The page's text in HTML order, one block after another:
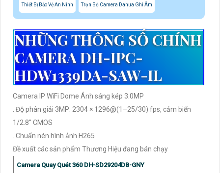
Thiết Bị Bảo Vệ An Ninh Trọn Bộ Camera Dahua Ghi Âm
NHỮNG THÔNG SỐ CHÍNH
CAMERA DH-IPC-
HDW1339DA-SAW-IL
Camera IP WiFi Dome Ánh sáng kép 3.0MP
. Độ phân giải 3MP: 2304 × 1296@(1–25/30) fps, cảm biến
1/2.8″ CMOS
. Chuẩn nén hình ảnh H265
Đề xuất các sản phẩm Thương Hiệu đang bán chạy
Camera Quay Quét 360 DH-SD29204DB-GNY